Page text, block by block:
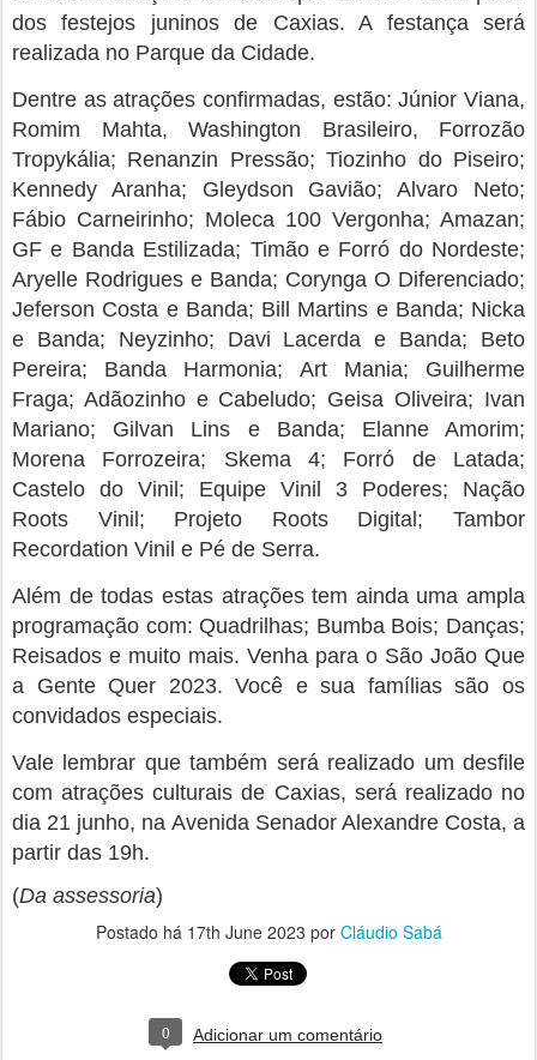
dos festejos juninos de Caxias. A festança será
realizada no Parque da Cidade.
Dentre as atrações confirmadas, estão: Júnior Viana,
Romim Mahta, Washington Brasileiro, Forrozão
Tropykália; Renanzin Pressão; Tiozinho do Piseiro;
Kennedy Aranha; Gleydson Gavião; Alvaro Neto;
Fábio Carneirinho; Moleca 100 Vergonha; Amazan;
GF e Banda Estilizada; Timão e Forró do Nordeste;
Aryelle Rodrigues e Banda; Corynga O Diferenciado;
Jeferson Costa e Banda; Bill Martins e Banda; Nicka
e Banda; Neyzinho; Davi Lacerda e Banda; Beto
Pereira; Banda Harmonia; Art Mania; Guilherme
Fraga; Adãozinho e Cabeludo; Geisa Oliveira; Ivan
Mariano; Gilvan Lins e Banda; Elanne Amorim;
Morena Forrozeira; Skema 4; Forró de Latada;
Castelo do Vinil; Equipe Vinil 3 Poderes; Nação
Roots Vinil; Projeto Roots Digital; Tambor
Recordation Vinil e Pé de Serra.
Além de todas estas atrações tem ainda uma ampla
programação com: Quadrilhas; Bumba Bois; Danças;
Reisados e muito mais. Venha para o São João Que
a Gente Quer 2023. Você e sua famílias são os
convidados especiais.
Vale lembrar que também será realizado um desfile
com atrações culturais de Caxias, será realizado no
dia 21 junho, na Avenida Senador Alexandre Costa, a
partir das 19h.
(Da assessoria)
Postado há 17th June 2023 por Cláudio Sabá
0 Adicionar um comentário